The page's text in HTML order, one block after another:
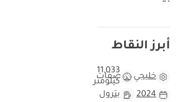
أبرز النقاط
خليجي مواصفات
11,033
كيلومتر
2024
بترول